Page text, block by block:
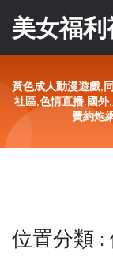
美女福
黃色成人動漫遊戲,
社區,色情直播.國
費約炮
位置分類 :